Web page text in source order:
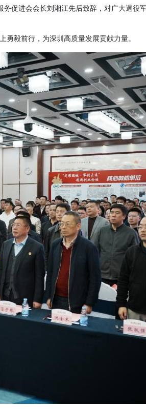
促进会会长刘湘江先后致辞，对广大退役
毅前行，为深圳高质量发展贡献力量。